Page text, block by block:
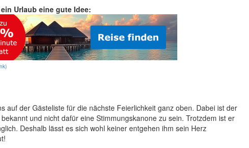
Urlaub eine gute Idee:
auf der Gästeliste für die nächste Feierlichkeit ganz oben. Dabei ist der
und nicht dafür eine Stimmungskanone zu sein. Trotzdem ist er
Deshalb lässt es sich wohl keiner entgehen ihm sein Herz